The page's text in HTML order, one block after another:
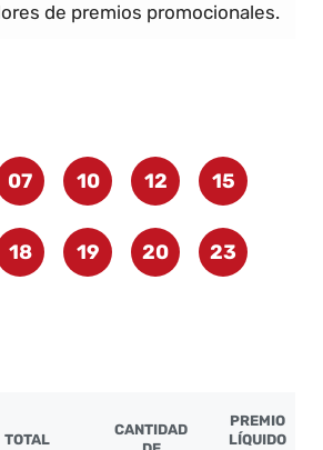
de premios promocionales.
07 10 12 15
18 19 20 23
TOTAL
CANTIDAD
PREMIO
LÍQUIDO